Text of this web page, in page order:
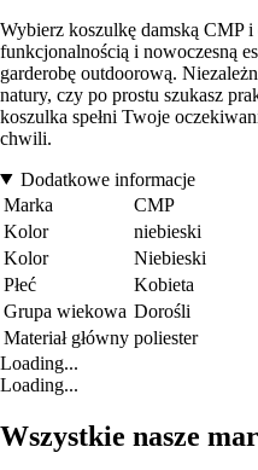
Wybierz koszulkę damską CMP
funkcjonalnością i nowoczesną
garderobę outdoorową.
natury, czy po prostu szukasz
koszulka spełni Twoje
chwili.
Dodatkowe informacje
Marka
CMP
Kolor
niebieski
Kolor
Niebieski
Płeć
Kobieta
Grupa wiekowa Dorośli
Materiał główny poliester
Loading...
Loading...
Wszystkie nasze